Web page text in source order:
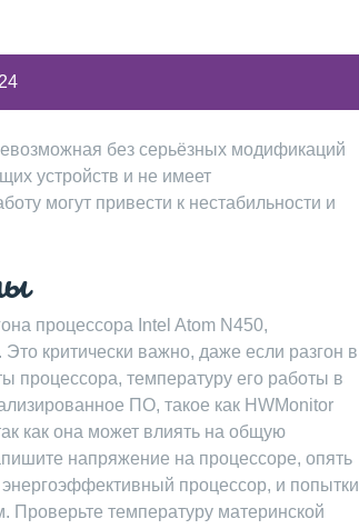
без серьёзных модификаций
устройств и не имеет
могут привести к нестабильности и
процессора Intel Atom N450,
критически важно, даже если разгон в
процессора, температуру его работы в
ПО, такое как HWMonitor
как она может влиять на общую
напряжение на процессоре, опять
процессор, и попытки
Проверьте температуру материнской